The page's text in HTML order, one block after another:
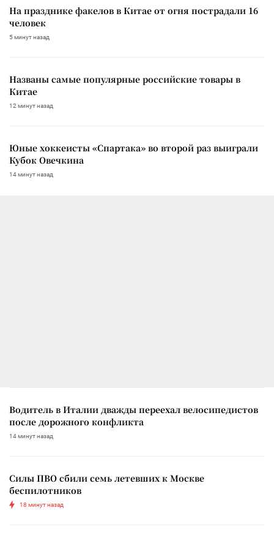
На празднике факелов в Китае от огня пострадали 16
человек
5 минут назад
Названы самые популярные российские товары в
Китае
12 минут назад
Юные хоккеисты «Спартака» во второй раз выиграли
Кубок Овечкина
14 минут назад
Водитель в Италии дважды переехал велосипедистов
после дорожного конфликта
14 минут назад
Силы ПВО сбили семь летевших к Москве
беспилотников
18 минут назад